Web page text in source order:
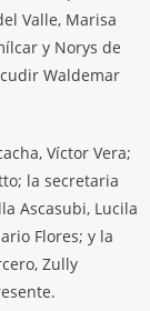
Valle, Marisa
y Norys de
Waldemar
Víctor Vera;
la secretaria
Ascasubi, Lucila
Flores; y la
Zully